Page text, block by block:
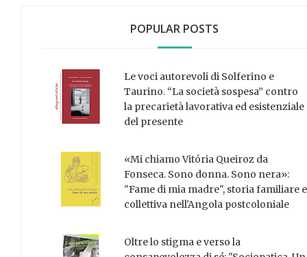
POPULAR POSTS
Le voci autorevoli di Solferino e
Taurino. “La società sospesa” contro
la precarietà lavorativa ed esistenziale
del presente
«Mi chiamo Vitória Queiroz da
Fonseca. Sono donna. Sono nera»:
"Fame di mia madre", storia familiare e
collettiva nell'Angola postcoloniale
Oltre lo stigma e verso la